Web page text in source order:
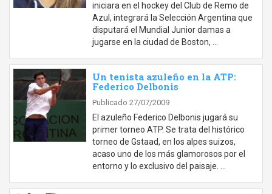
iniciara en el hockey del Club de Remo de
Azul, integrará la Selección Argentina que
disputará el Mundial Junior damas a
jugarse en la ciudad de Boston, …
Un tenista azuleño en la ATP:
Federico Delbonis
Publicado 27/07/2009
El azuleño Federico Delbonis jugará su
primer torneo ATP. Se trata del histórico
torneo de Gstaad, en los alpes suizos,
acaso uno de los más glamorosos por el
entorno y lo exclusivo del paisaje. …